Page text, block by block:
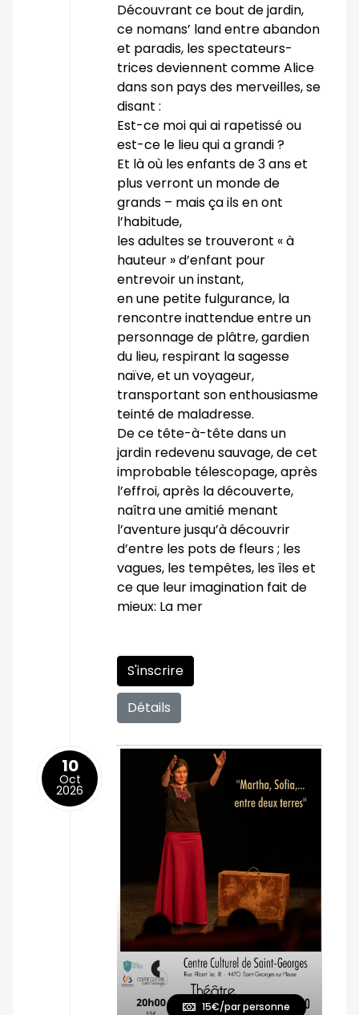
Découvrant ce bout de jardin,
ce nomans’ land entre abandon
et paradis, les spectateurs-
trices deviennent comme Alice
dans son pays des merveilles, se
disant :
Est-ce moi qui ai rapetissé ou
est-ce le lieu qui a grandi ?
Et là où les enfants de 3 ans et
plus verront un monde de
grands – mais ça ils en ont
l’habitude,
les adultes se trouveront « à
hauteur » d’enfant pour
entrevoir un instant,
en une petite fulgurance, la
rencontre inattendue entre un
personnage de plâtre, gardien
du lieu, respirant la sagesse
naïve, et un voyageur,
transportant son enthousiasme
teinté de maladresse.
De ce tête-à-tête dans un
jardin redevenu sauvage, de cet
improbable télescopage, après
l’effroi, après la découverte,
naîtra une amitié menant
l’aventure jusqu’à découvrir
d’entre les pots de fleurs ; les
vagues, les tempêtes, les îles et
ce que leur imagination fait de
mieux: La mer
S'inscrire
Détails
10
Oct
2026
15€/par personne